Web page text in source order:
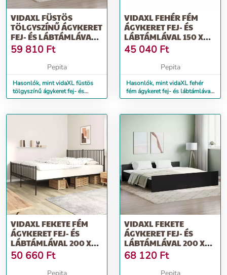
VIDAXL FÜSTÖS
TÖLGYSZÍNŰ ÁGYKERET
FEJ- ÉS LÁBTÁMLÁVAL
150 X 200 CM
59 810 Ft
Pepita
Hasonlók, mint vidaXL füstös
tölgyszínű ágykeret fej- és
lábtámlával 150 x 200 cm
VIDAXL FEHÉR FÉM
ÁGYKERET FEJ- ÉS
LÁBTÁMLÁVAL 150 X
200 CM
45 040 Ft
Pepita
Hasonlók, mint vidaXL fehér
fém ágykeret fej- és lábtámlával
150 x 200 cm
VIDAXL FEKETE FÉM
ÁGYKERET FEJ- ÉS
LÁBTÁMLÁVAL 200 X
200 CM
50 660 Ft
VIDAXL FEKETE
ÁGYKERET FEJ- ÉS
LÁBTÁMLÁVAL 200 X
200 CM
68 120 Ft